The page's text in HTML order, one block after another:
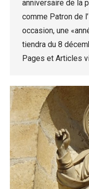
anniversaire de la
comme Patron de
occasion, une
tiendra du 8
Pages et Articles